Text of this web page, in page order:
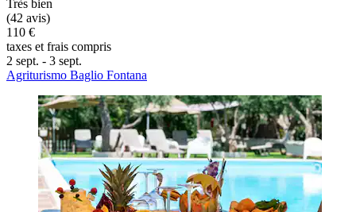
Très bien
(42 avis)
110 €
taxes et frais compris
2 sept. - 3 sept.
Agriturismo Baglio Fontana